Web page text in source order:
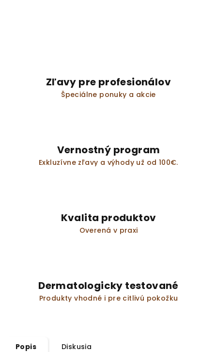
Zľavy pre profesionálov
Špeciálne ponuky a akcie
Vernostný program
Exkluzívne zľavy a výhody už od 100€.
Kvalita produktov
Overená v praxi
Dermatologicky testované
Produkty vhodné i pre citlivú pokožku
Popis Diskusia